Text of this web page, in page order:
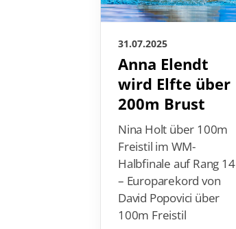
31.07.2025
Anna Elendt
wird Elfte über
200m Brust
Nina Holt über 100m
Freistil im WM-
Halbfinale auf Rang 14
– Europarekord von
David Popovici über
100m Freistil